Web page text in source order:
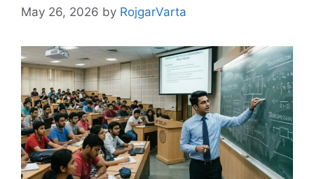
May 26, 2026 by RojgarVarta